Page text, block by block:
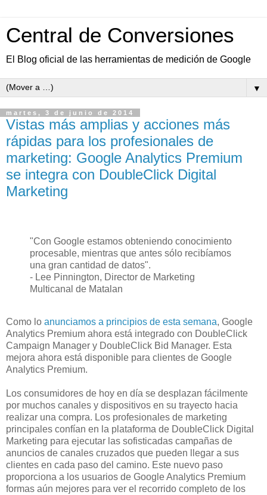
Central de Conversiones
El Blog oficial de las herramientas de medición de Google
▼
martes, 3 de junio de 2014
Vistas más amplias y acciones más
rápidas para los profesionales de
marketing: Google Analytics Premium
se integra con DoubleClick Digital
Marketing
"Con Google estamos obteniendo conocimiento
procesable, mientras que antes sólo recibíamos
una gran cantidad de datos".
- Lee Pinnington, Director de Marketing
Multicanal de Matalan
Como lo anunciamos a principios de esta semana, Google
Analytics Premium ahora está integrado con DoubleClick
Campaign Manager y DoubleClick Bid Manager. Esta
mejora ahora está disponible para clientes de Google
Analytics Premium.
Los consumidores de hoy en día se desplazan fácilmente
por muchos canales y dispositivos en su trayecto hacia
realizar una compra. Los profesionales de marketing
principales confían en la plataforma de DoubleClick Digital
Marketing para ejecutar las sofisticadas campañas de
anuncios de canales cruzados que pueden llegar a sus
clientes en cada paso del camino. Este nuevo paso
proporciona a los usuarios de Google Analytics Premium
formas aún mejores para ver el recorrido completo de los